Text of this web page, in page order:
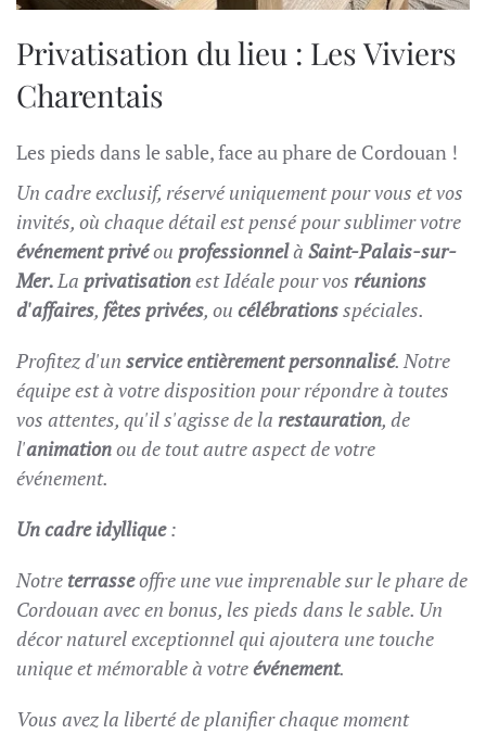
Privatisation du lieu : Les Viviers
Charentais
Les pieds dans le sable, face au phare de Cordouan !
Un cadre exclusif, réservé uniquement pour vous et vos
invités, où chaque détail est pensé pour sublimer votre
événement privéou professionnelà Saint-Palais-sur-
Mer.La privatisationest Idéale pour vos réunions
d'affaires, fêtes privées, ou célébrationsspéciales.
Profitez d'un service entièrement personnalisé. Notre
équipe est à votre disposition pour répondre à toutes
vos attentes, qu'il s'agisse de la restauration, de
l'animationou de tout autre aspect de votre
événement.
Un cadre idyllique:
Notre terrasseoffre une vue imprenable sur le phare de
Cordouan avec en bonus, les pieds dans le sable. Un
décor naturel exceptionnel qui ajoutera une touche
unique et mémorable à votreévénement.
Vous avez la liberté de planifier chaque moment